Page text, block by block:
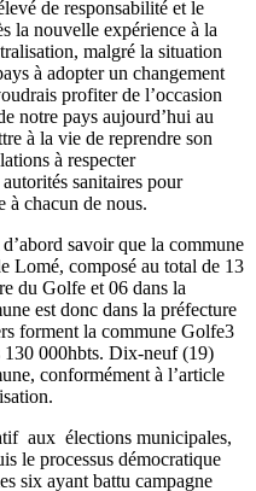
de responsabilité et le
la nouvelle expérience à la
malgré la situation
à adopter un changement
profiter de l’occasion
notre pays aujourd’hui au
à la vie de reprendre son
à respecter
sanitaires pour
à chacun de nous.
savoir que la commune
Lomé, composé au total de 13
du Golfe et 06 dans la
est donc dans la préfecture
forment la commune Golfe3
130 000hbts. Dix-neuf (19)
conformément à l’article
aux élections municipales,
le processus démocratique
six ayant battu campagne